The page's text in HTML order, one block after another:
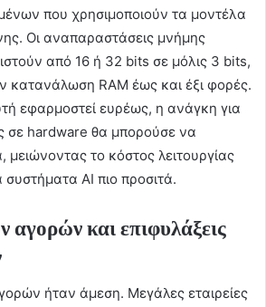
που χρησιμοποιούν τα μοντέλα
Οι αναπαραστάσεις μνήμης
από 16 ή 32 bits σε μόλις 3 bits,
κατανάλωση RAM έως και έξι φορές.
εφαρμοστεί ευρέως, η ανάγκη για
σε hardware θα μπορούσε να
μειώνοντας το κόστος λειτουργίας
συστήματα AI πιο προσιτά.
αγορών και επιφυλάξεις
ήταν άμεση. Μεγάλες εταιρείες